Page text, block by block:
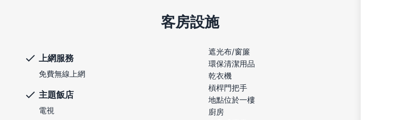
客房設施
上網服務
免費無線上網
主題飯店
電視
遮光布/窗簾
環保清潔用品
乾衣機
槓桿門把手
地點位於一樓
廚房